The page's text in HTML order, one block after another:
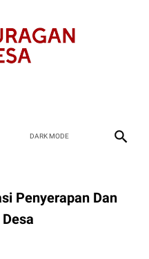
Penyerapan Dan